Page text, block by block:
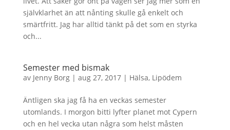
självklarhet än att nånting skulle gå enkelt och
smärtfritt. Jag har alltid tänkt på det som en styrka
och...
Semester med bismak
av Jenny Borg| aug 27, 2017| Hälsa, Lipödem
Äntligen ska jag få ha en veckas semester
utomlands. I morgon bitti lyfter planet mot Cypern
och en hel vecka utan några som helst måsten